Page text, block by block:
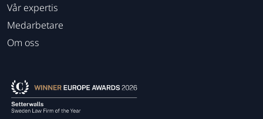
Vår expertis
Medarbetare
Om oss